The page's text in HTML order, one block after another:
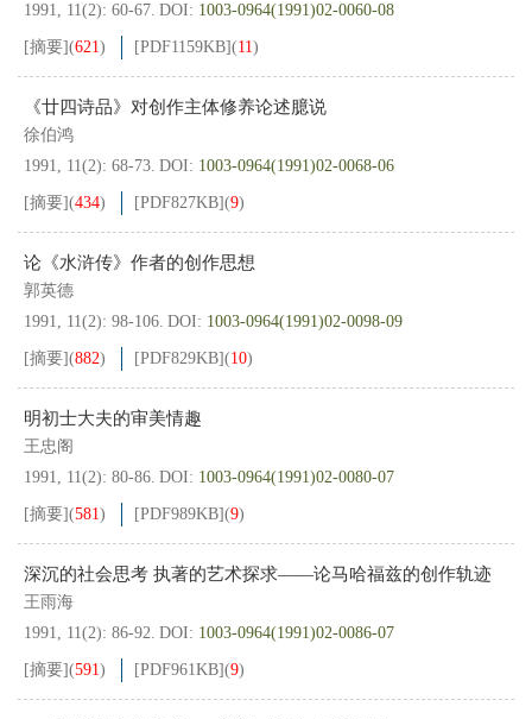
1991, 11(2): 60-67. DOI: 1003-0964(1991)02-0060-08
[摘要](621) [PDF1159KB](11)
《廿四诗品》对创作主体修养论述臆说
徐伯鸿
1991, 11(2): 68-73. DOI: 1003-0964(1991)02-0068-06
[摘要](434) [PDF827KB](9)
论《水浒传》作者的创作思想
郭英德
1991, 11(2): 98-106. DOI: 1003-0964(1991)02-0098-09
[摘要](882) [PDF829KB](10)
明初士大夫的审美情趣
王忠阁
1991, 11(2): 80-86. DOI: 1003-0964(1991)02-0080-07
[摘要](581) [PDF989KB](9)
深沉的社会思考 执著的艺术探求——论马哈福兹的创作轨迹
王雨海
1991, 11(2): 86-92. DOI: 1003-0964(1991)02-0086-07
[摘要](591) [PDF961KB](9)